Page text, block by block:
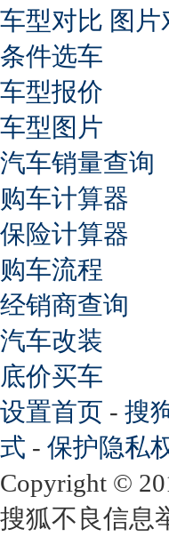
车型对比 图片
条件选车
车型报价
车型图片
汽车销量查询
购车计算器
保险计算器
购车流程
经销商查询
汽车改装
底价买车
设置首页 - 搜
式 - 保护隐私
Copyright ©
搜狐不良信息